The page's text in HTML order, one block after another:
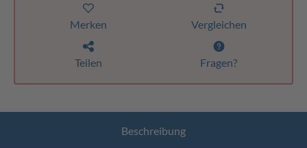
Merken Vergleichen
Teilen Fragen?
Beschreibung